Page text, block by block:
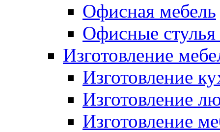
Офисная мебель
Офисные стулья
Изготовление
Изготовление
Изготовление
Изготовление